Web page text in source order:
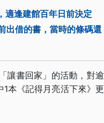
適逢建館百年日前決定
出借的書，當時的條碼還
讓書回家」的活動，對逾
本《記得月亮活下來》更